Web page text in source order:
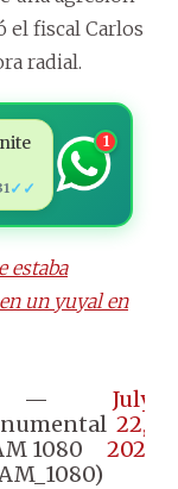
el fiscal Carlos
radial.
✓✓
1
estaba
un yuyal en
—
1080
July
22,
2025